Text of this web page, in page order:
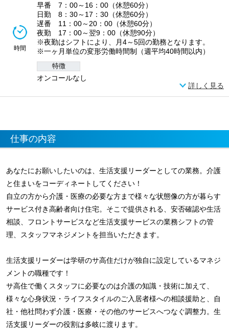
時間
早番 7：00～16：00（休憩60分）
日勤 8：30～17：30（休憩60分）
遅番 11：00～20：00（休憩60分）
夜勤 17：00～翌9：00（休憩90分）
※夜勤はシフトにより、月4～5回の勤務となります。
※一ヶ月単位の変形労働時間制（週平均40時間以内）
特徴
オンコールなし
詳しく見る
仕事の内容
あなたにお願いしたいのは、生活支援リーダーとしての業務。介護
と住まいをコーディネートしてください！
自立の方から介護・医療の必要な方まで様々な状態像の方が暮らす
サービス付き高齢者向け住宅。そこで提供される、安否確認や生活
相談、フロントサービスなど生活支援サービスの業務シフトの管
理、スタッフマネジメントを担当いただきます。
生活支援リーダーは学研のサ高住だけが独自に設定しているマネジ
メントの職種です！
サ高住で働くスタッフに必要なのは介護の知識・技術に加えて、
様々な心身状況・ライフスタイルのご入居者様への相談援助と、自
社・他社問わず介護・医療・その他のサービスへつなぐ調整力。生
活支援リーダーの役割は多岐に渡ります。